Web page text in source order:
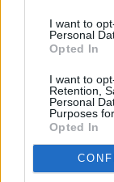
I want to
Personal
Opted In
I want to
Retention,
Personal
Purposes
Opted In